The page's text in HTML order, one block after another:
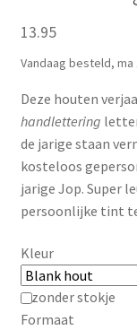
Maatwerk
Contact
Zoeken
naar:
13.95
Vandaag besteld,
Deze houten
handlettering
de jarige staan
kosteloos
jarige Jop. Super
persoonlijke tint
Kleur
zonder stokje
Formaat